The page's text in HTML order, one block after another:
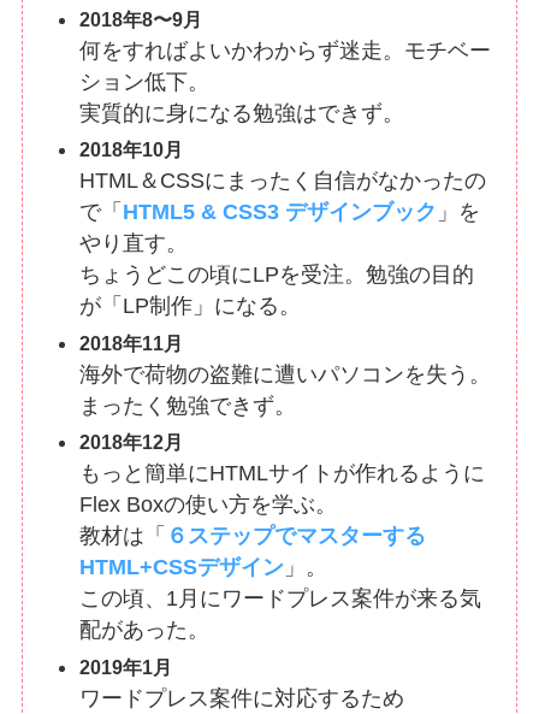
2018年8〜9月
何をすればよいかわからず迷走。モチベー
ション低下。
実質的に身になる勉強はできず。
2018年10月
HTML＆CSSにまったく自信がなかったの
で「 HTML5 & CSS3 デザインブック 」を
やり直す。
ちょうどこの頃にLPを受注。勉強の目的
が「LP制作」になる。
2018年11月
海外で荷物の盗難に遭いパソコンを失う。
まったく勉強できず。
2018年12月
もっと簡単にHTMLサイトが作れるように
Flex Boxの使い方を学ぶ。
教材は「 ６ステップでマスターする
HTML+CSSデザイン 」。
この頃、1月にワードプレス案件が来る気
配があった。
2019年1月
ワードプレス案件に対応するため